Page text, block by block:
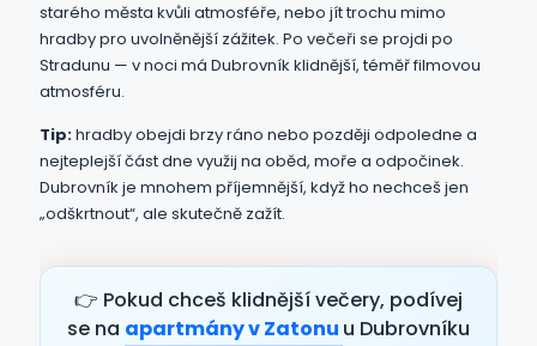
starého města kvůli atmosféře, nebo jít trochu mimo
hradby pro uvolněnější zážitek. Po večeři se projdi po
Stradunu — v noci má Dubrovník klidnější, téměř filmovou
atmosféru.
Tip:hradby obejdi brzy ráno nebo později odpoledne a
nejteplejší část dne využij na oběd, moře a odpočinek.
Dubrovník je mnohem příjemnější, když ho nechceš jen
„odškrtnout“, ale skutečně zažít.
👉 Pokud chceš klidnější večery, podívej
se na apartmány v Zatonu u Dubrovníku